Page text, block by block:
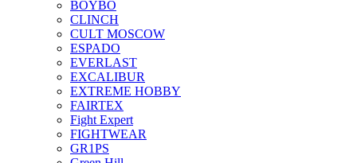
BOYBO
CLINCH
CULT MOSCOW
ESPADO
EVERLAST
EXCALIBUR
EXTREME HOBBY
FAIRTEX
Fight Expert
FIGHTWEAR
GR1PS